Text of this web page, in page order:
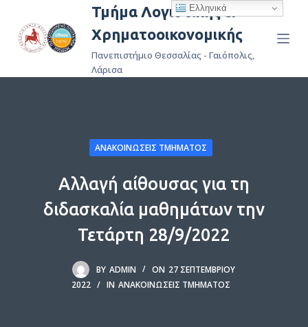
ε
Τμήμα Λογιστικής &
Χρηματοοικονομικής
Πανεπιστήμιο Θεσσαλίας - Γαιόπολις,
Λάρισα
ΑΝΑΚΟΙΝΏΣΕΙΣ ΤΜΉΜΑΤΟΣ
Αλλαγή αίθουσας για τη
διδασκαλία μαθημάτων την
Τετάρτη 28/9/2022
BY ADMIN ON 27 ΣΕΠΤΕΜΒΡΊΟΥ
2022
IN ΑΝΑΚΟΙΝΏΣΕΙΣ ΤΜΉΜΑΤΟΣ
Ελληνικά